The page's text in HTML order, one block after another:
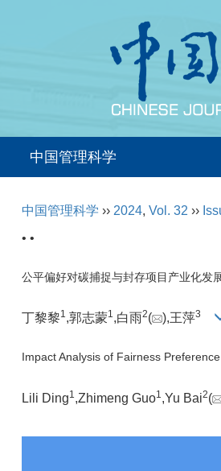
中国管理科学
中国管理科学 ›› 2024, Vol. 32 ››
• •
公平偏好对碳捕捉与封存项目产业化发
丁黎黎1,郭志蒙1,白雨2( ),王萍3
Impact Analysis of Fairness
Lili Ding1 ,Zhimeng Guo1 ,Yu Bai2(